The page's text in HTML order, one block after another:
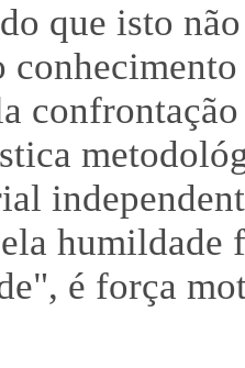
que isto
humildade
é força